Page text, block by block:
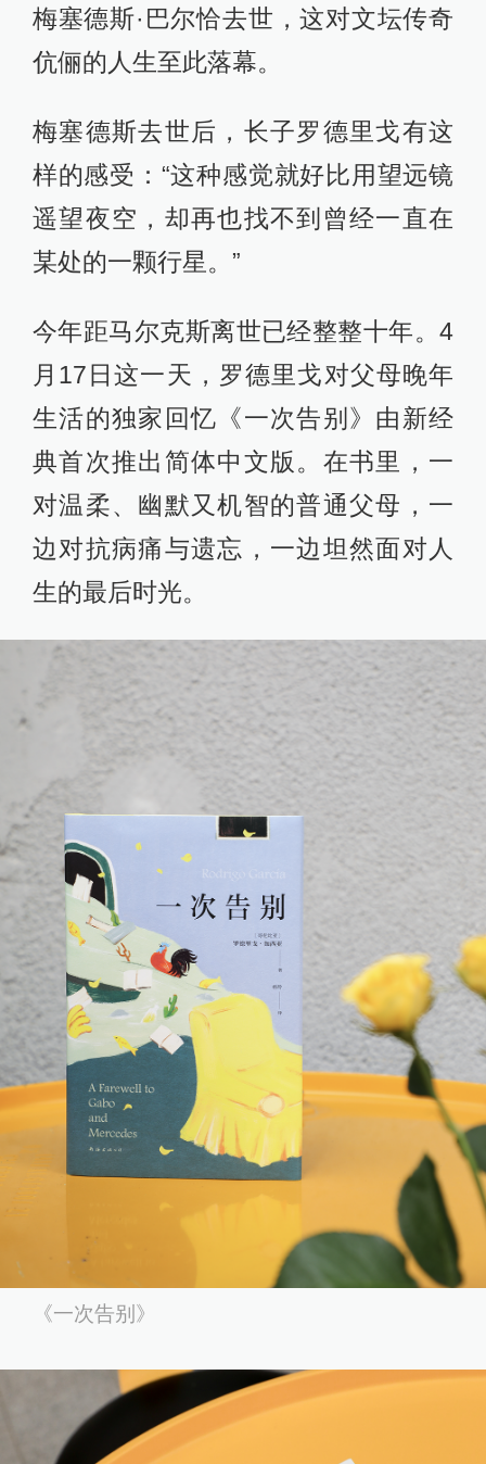
梅塞德斯·巴尔恰去世，这对文坛传奇
伉俪的人生至此落幕。
梅塞德斯去世后，长子罗德里戈有这
样的感受：“这种感觉就好比用望远镜
遥望夜空，却再也找不到曾经一直在
某处的一颗行星。”
今年距马尔克斯离世已经整整十年。4
月17日这一天，罗德里戈对父母晚年
生活的独家回忆《一次告别》由新经
典首次推出简体中文版。在书里，一
对温柔、幽默又机智的普通父母，一
边对抗病痛与遗忘，一边坦然面对人
生的最后时光。
《一次告别》